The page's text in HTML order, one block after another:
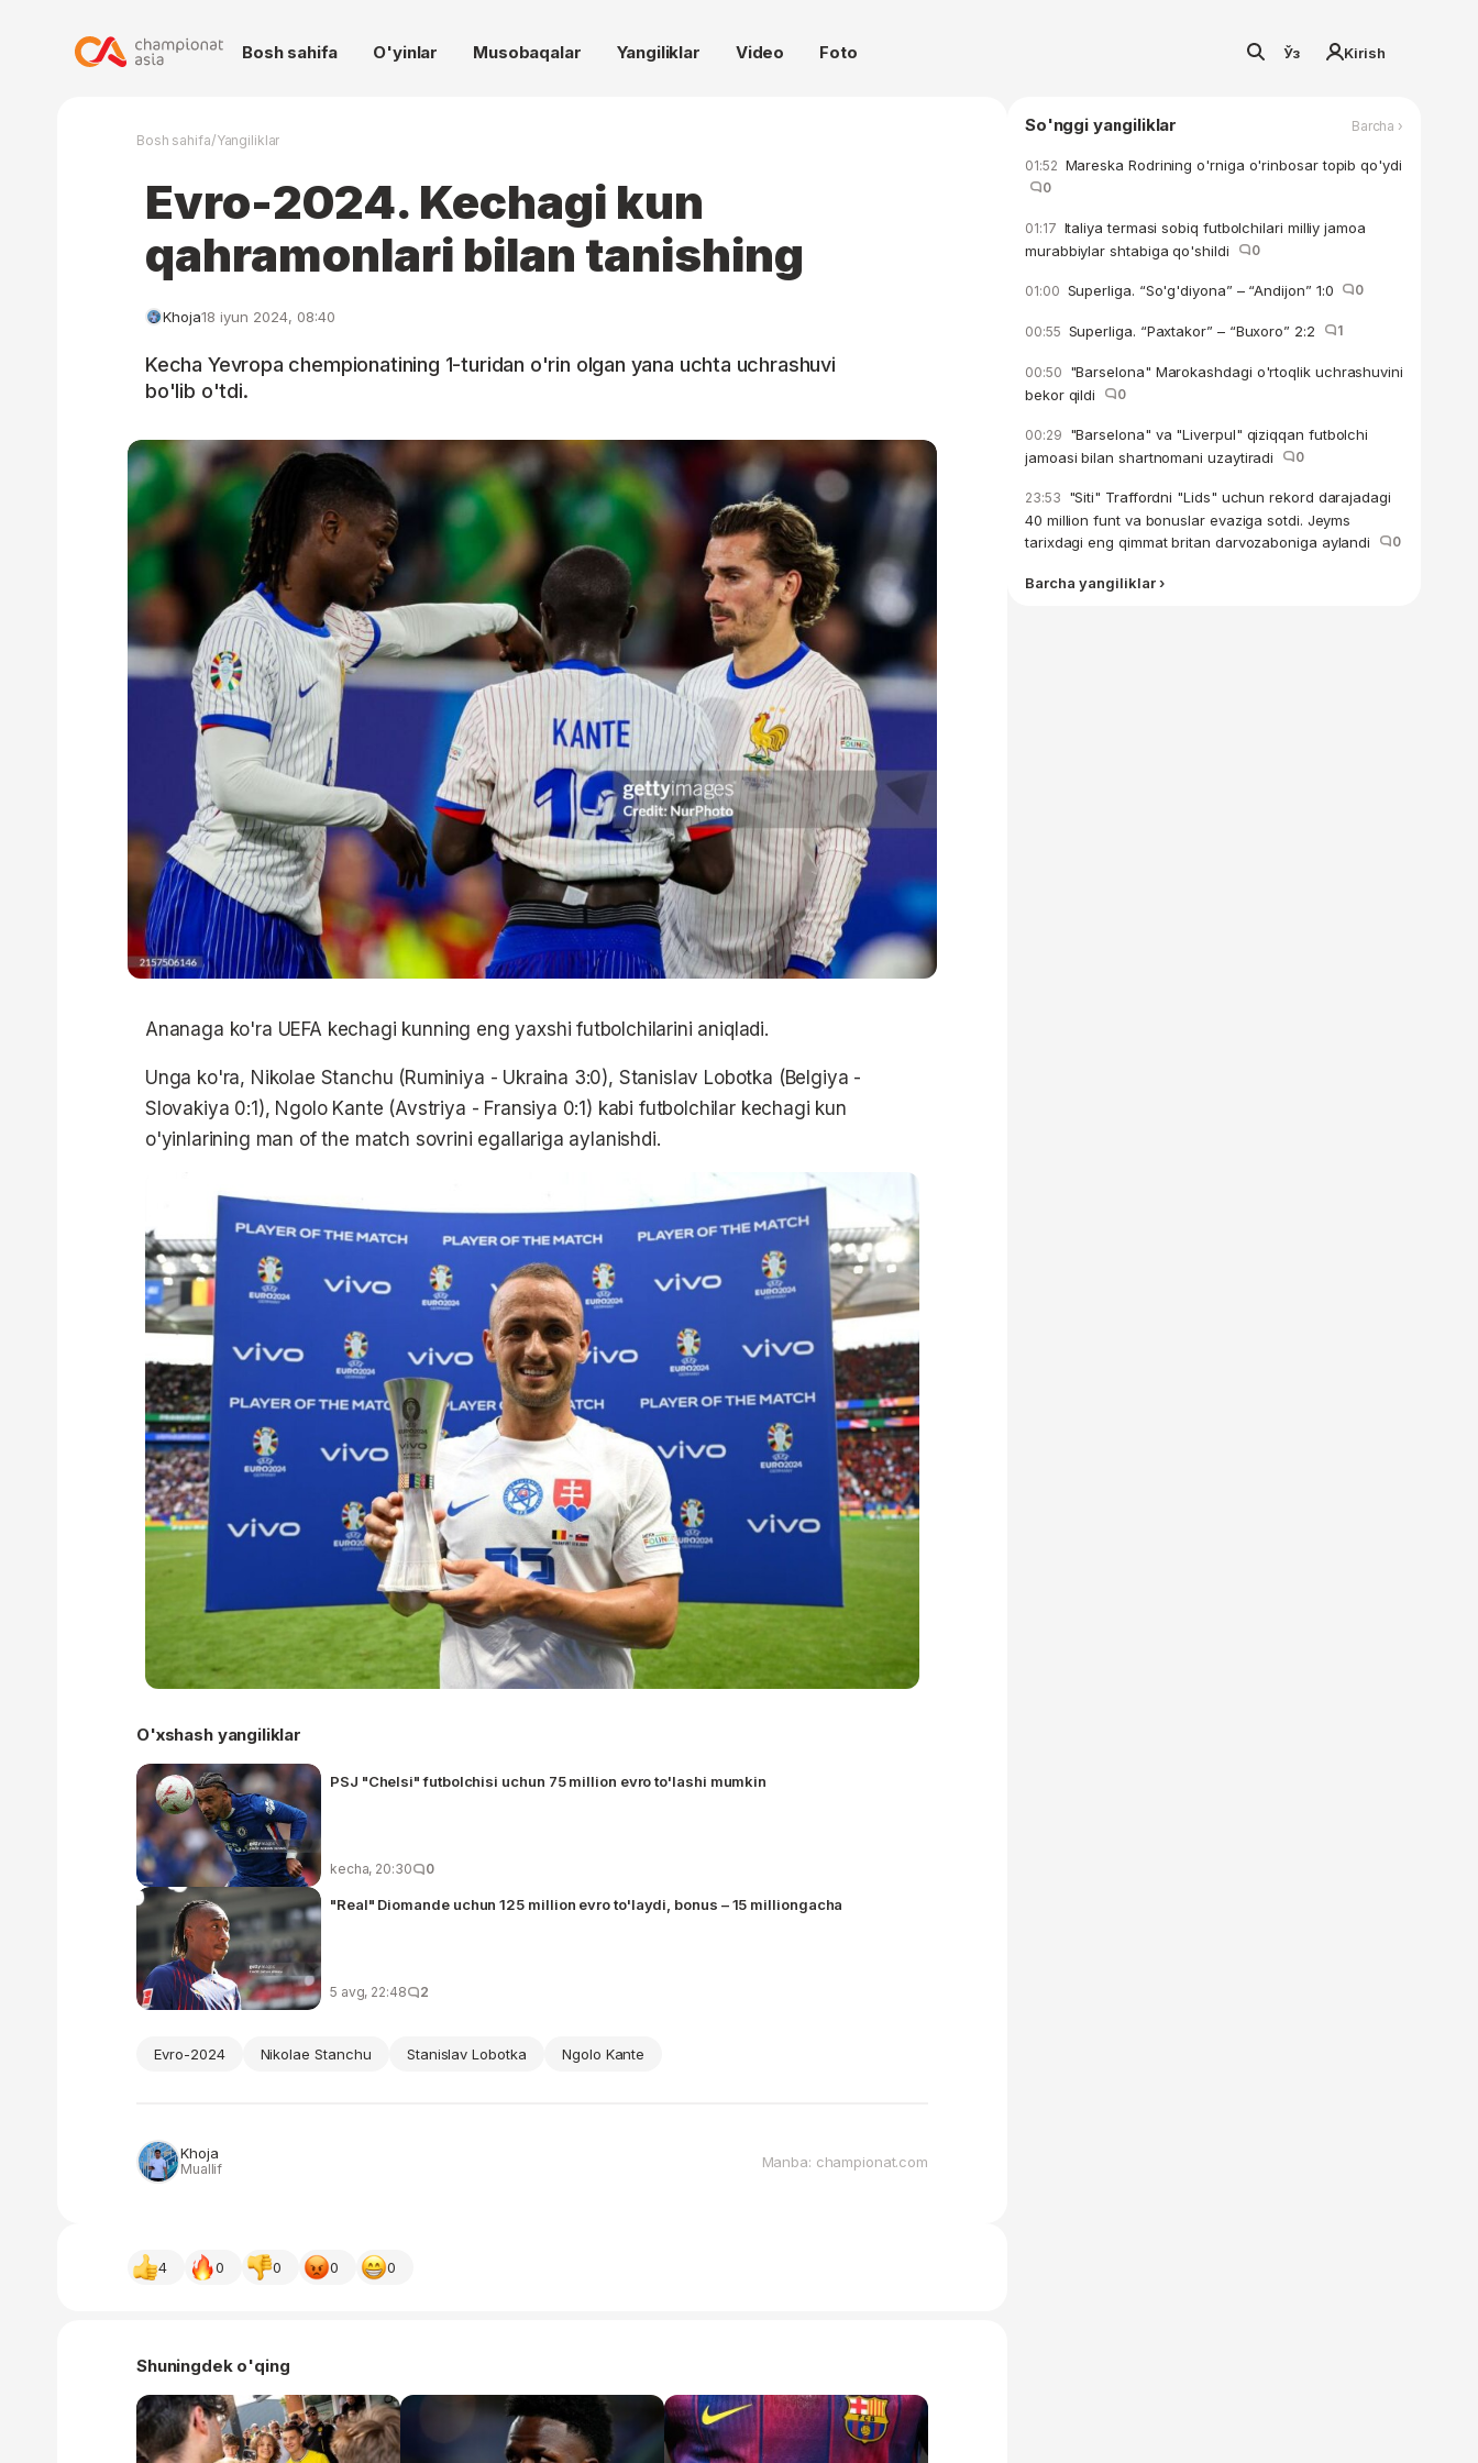
Bosh sahifa O'yinlar Musobaqalar Yangiliklar Video Foto Ўз Kirish
Bosh sahifa/Yangiliklar
Evro-2024. Kechagi kun
qahramonlari bilan tanishing
Khoja18 iyun 2024, 08:40
Kecha Yevropa chempionatining 1-turidan o'rin olgan yana uchta uchrashuvi
bo'lib o'tdi.
Ananaga ko'ra UEFA kechagi kunning eng yaxshi futbolchilarini aniqladi.
Unga ko'ra, Nikolae Stanchu (Ruminiya - Ukraina 3:0), Stanislav Lobotka (Belgiya -
Slovakiya 0:1), Ngolo Kante (Avstriya - Fransiya 0:1) kabi futbolchilar kechagi kun
o'yinlarining man of the match sovrini egallariga aylanishdi.
O'xshash yangiliklar
PSJ "Chelsi" futbolchisi uchun 75 million evro to'lashi mumkin
kecha, 20:30 0
"Real" Diomande uchun 125 million evro to'laydi, bonus – 15 milliongacha
5 avg, 22:48 2
Evro-2024 Nikolae Stanchu Stanislav Lobotka Ngolo Kante
Khoja
Muallif Manba: championat.com
4 0 0 0 0
Shuningdek o'qing
So'nggi yangiliklar Barcha ›
01:52 Mareska Rodrining o'rniga o'rinbosar topib qo'ydi
0
01:17 Italiya termasi sobiq futbolchilari milliy jamoa
murabbiylar shtabiga qo'shildi
0
01:00 Superliga. “So'g'diyona” – “Andijon” 1:0 0
00:55 Superliga. “Paxtakor” – “Buxoro” 2:2 1
00:50 "Barselona" Marokashdagi o'rtoqlik uchrashuvini
bekor qildi
0
00:29 "Barselona" va "Liverpul" qiziqqan futbolchi
jamoasi bilan shartnomani uzaytiradi
0
23:53 "Siti" Traffordni "Lids" uchun rekord darajadagi
40 million funt va bonuslar evaziga sotdi. Jeyms
tarixdagi eng qimmat britan darvozaboniga aylandi
0
Barcha yangiliklar ›